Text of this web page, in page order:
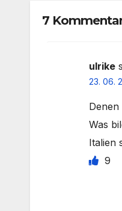
7
ulrike
23. 06.
Was
Italien
9